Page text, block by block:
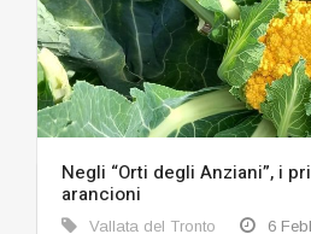
Negli “Orti degli Anziani”, i
arancioni
Vallata del Tronto 6